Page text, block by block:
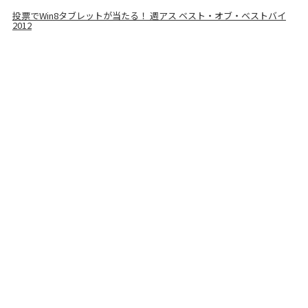
投票でWin8タブレットが当たる！ 週アス ベスト・オブ・ベストバイ
2012